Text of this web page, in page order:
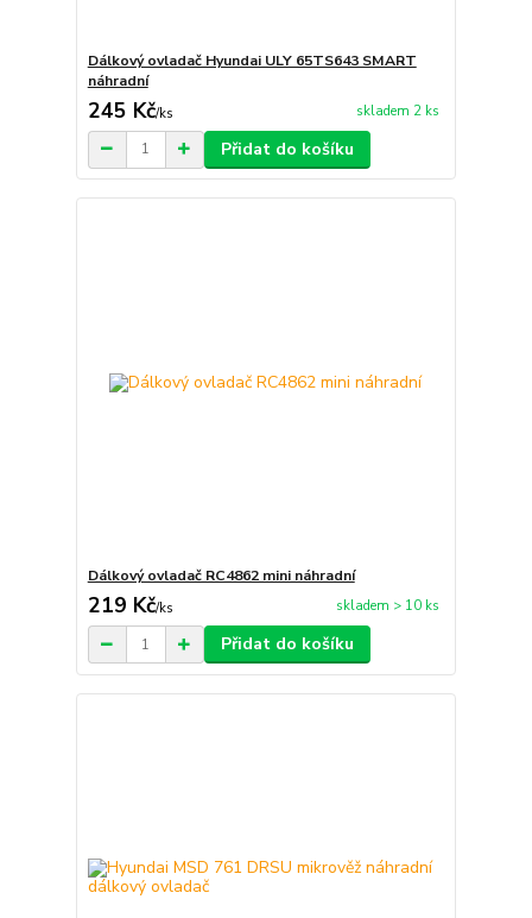
Dálkový ovladač Hyundai ULY 65TS643 SMART
náhradní
245 Kč/ks skladem 2 ks
Přidat do košíku
Dálkový ovladač RC4862 mini náhradní
219 Kč/ks skladem > 10 ks
Přidat do košíku